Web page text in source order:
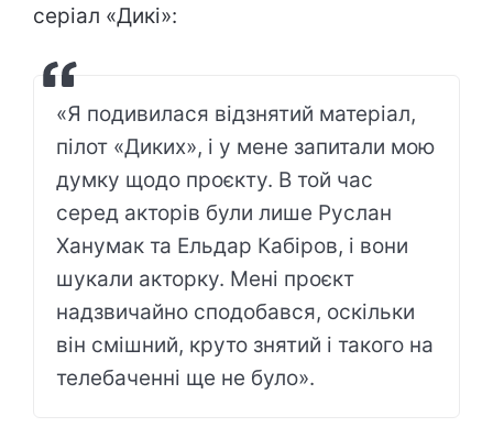
серіал «Дикі»:
«Я подивилася відзнятий матеріал,
пілот «Диких», і у мене запитали мою
думку щодо проєкту. В той час
серед акторів були лише Руслан
Ханумак та Ельдар Кабіров, і вони
шукали акторку. Мені проєкт
надзвичайно сподобався, оскільки
він смішний, круто знятий і такого на
телебаченні ще не було».